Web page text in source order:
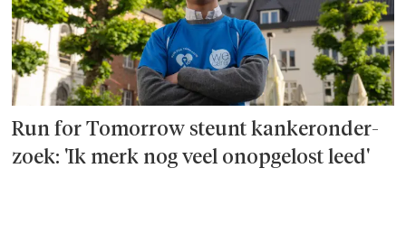
Run for Tomorrow steunt kanker­onder­
zoek: 'Ik merk nog veel onopgelost leed'